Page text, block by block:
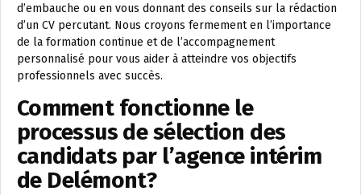
d’embauche ou en vous donnant des conseils sur la rédaction
d’un CV percutant. Nous croyons fermement en l’importance
de la formation continue et de l’accompagnement
personnalisé pour vous aider à atteindre vos objectifs
professionnels avec succès.
Comment fonctionne le
processus de sélection des
candidats par l’agence intérim
de Delémont?